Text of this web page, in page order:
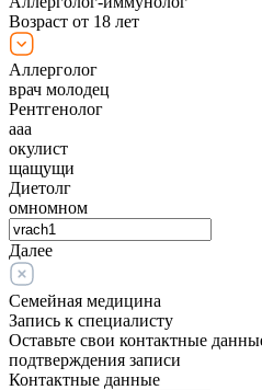
Возраст от 18 лет
Аллерголог
врач молодец
Рентгенолог
ааа
окулист
щащущи
Диетолг
омномном
Далее
Семейная медицина
Запись к специалисту
Оставьте свои контактные
подтверждения записи
Контактные данные